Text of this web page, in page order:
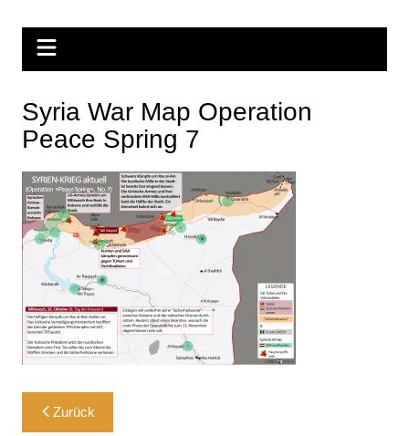
springen
Syria War Map Operation
Peace Spring 7
Beitragsnavigation
Zurück